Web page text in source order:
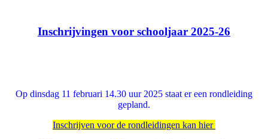
Inschrijvingen voor schooljaar 2025-26
Op dinsdag 11 februari 14.30 uur 2025 staat er een rondleiding
gepland.
Inschrijven voor de rondleidingen kan hier